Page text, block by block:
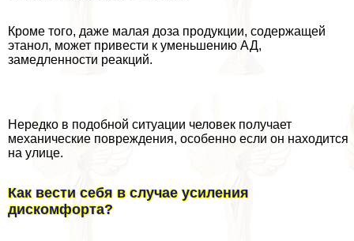
Кроме того, даже малая доза продукции, содержащей
этанол, может привести к уменьшению АД,
замедленности реакций.
Нередко в подобной ситуации человек получает
механические повреждения, особенно если он находится
на улице.
Как вести себя в случае усиления
дискомфорта?